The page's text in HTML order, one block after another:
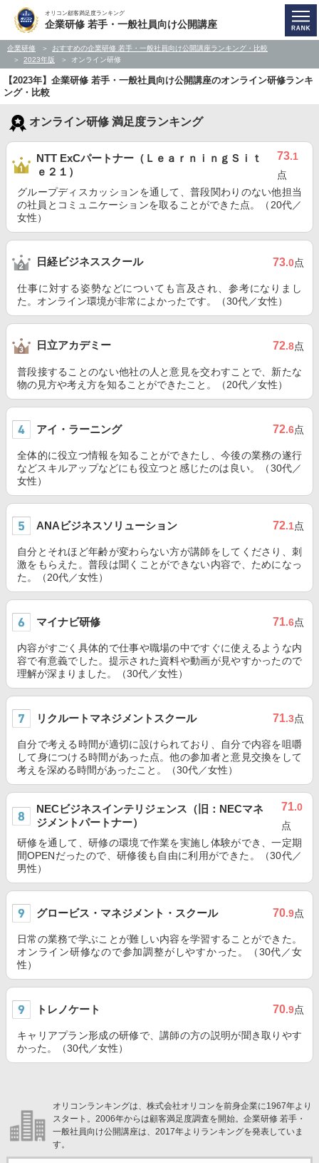
オリコン顧客満足度ランキング
企業研修 若手・一般社員向け公開講座
企業研修
おすすめの企業研修 若手・一般社員向け公開講座ランキング・比較
2023年版
オンライン研修
【2023年】企業研修 若手・一般社員向け公開講座のオンライン研修ランキ
ング・比較
オンライン研修 満足度ランキング
NTT ExCパートナー（ＬｅａｒｎｉｎｇＳｉｔ
ｅ２１）
73.1
点
グループディスカッションを通して、普段関わりのない他担当
の社員とコミュニケーションを取ることができた点。（20代／
女性）
日経ビジネススクール 73.0点
仕事に対する姿勢などについても言及され、参考になりまし
た。オンライン環境が非常によかったです。（30代／女性）
日立アカデミー 72.8点
普段接することのない他社の人と意見を交わすことで、新たな
物の見方や考え方を知ることができたこと。（20代／女性）
アイ・ラーニング 72.6点
全体的に役立つ情報を知ることができたし、今後の業務の遂行
などスキルアップなどにも役立つと感じたのは良い。（30代／
女性）
ANAビジネスソリューション 72.1点
自分とそれほど年齢が変わらない方が講師をしてくださり、刺
激をもらえた。普段は聞くことができない内容で、ためになっ
た。（20代／女性）
マイナビ研修 71.6点
内容がすごく具体的で仕事や職場の中ですぐに使えるような内
容で有意義でした。提示された資料や動画が見やすかったので
理解が深まりました。（30代／女性）
リクルートマネジメントスクール 71.3点
自分で考える時間が適切に設けられており、自分で内容を咀嚼
して身につける時間があった点。他の参加者と意見交換をして
考えを深める時間があったこと。（30代／女性）
NECビジネスインテリジェンス（旧：NECマネ
ジメントパートナー）
71.0
点
研修を通して、研修の環境で作業を実施し体験ができ、一定期
間OPENだったので、研修後も自由に利用ができた。（30代／
男性）
グロービス・マネジメント・スクール 70.9点
日常の業務で学ぶことが難しい内容を学習することができた。
オンライン研修なので参加調整がしやすかった。（30代／女
性）
トレノケート 70.9点
キャリアプラン形成の研修で、講師の方の説明が聞き取りやす
かった。（30代／女性）
オリコンランキングは、株式会社オリコンを前身企業に1967年より
スタート。2006年からは顧客満足度調査を開始。企業研修 若手・
一般社員向け公開講座は、2017年よりランキングを発表していま
す。